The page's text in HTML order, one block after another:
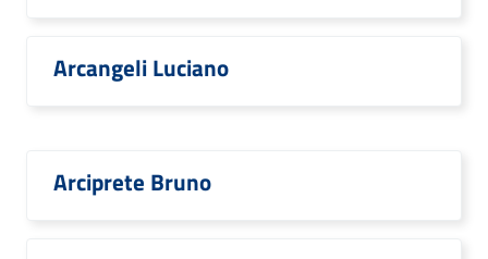
Arcangeli Luciano
Arciprete Bruno